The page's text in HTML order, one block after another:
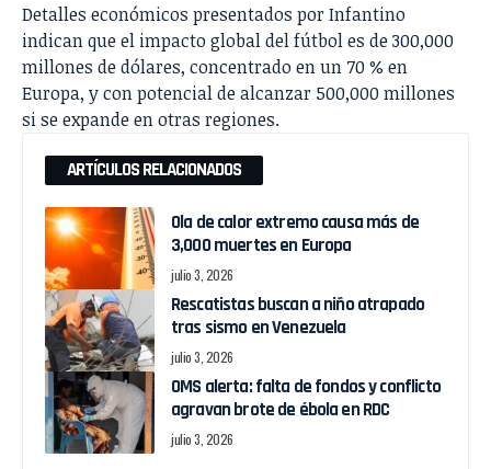
Detalles económicos presentados por Infantino
indican que el impacto global del fútbol es de 300,000
millones de dólares, concentrado en un 70 % en
Europa, y con potencial de alcanzar 500,000 millones
si se expande en otras regiones.
ARTÍCULOS RELACIONADOS
Ola de calor extremo causa más de
3,000 muertes en Europa
julio 3, 2026
Rescatistas buscan a niño atrapado
tras sismo en Venezuela
julio 3, 2026
OMS alerta: falta de fondos y conflicto
agravan brote de ébola en RDC
julio 3, 2026